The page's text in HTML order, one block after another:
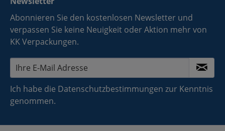
Abonnieren Sie den kostenlosen Newsletter und
verpassen Sie keine Neuigkeit oder Aktion mehr von
KK Verpackungen.
Ich habe die Datenschutzbestimmungen zur Kenntnis
genommen.